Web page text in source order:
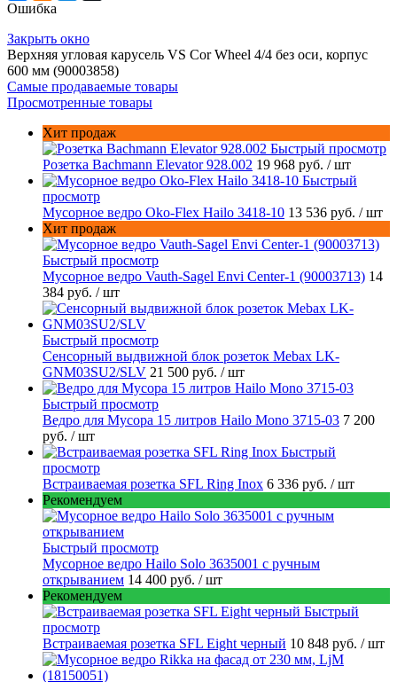
Ошибка
Закрыть окно
Верхняя угловая карусель VS Cor Wheel 4/4 без оси, корпус
600 мм (90003858)
Самые продаваемые товары
Просмотренные товары
Хит продаж
Быстрый просмотр
Розетка Bachmann Elevator 928.002 19 968 руб. / шт
Быстрый
просмотр
Мусорное ведро Oko-Flex Hailo 3418-10 13 536 руб. / шт
Хит продаж
Быстрый просмотр
Мусорное ведро Vauth-Sagel Envi Center-1 (90003713) 14
384 руб. / шт
Быстрый просмотр
Сенсорный выдвижной блок розеток Mebax LK-
GNM03SU2/SLV 21 500 руб. / шт
Быстрый просмотр
Ведро для Мусора 15 литров Hailo Mono 3715-03 7 200
руб. / шт
Быстрый
просмотр
Встраиваемая розетка SFL Ring Inox 6 336 руб. / шт
Рекомендуем
Быстрый просмотр
Мусорное ведро Hailo Solo 3635001 c ручным
открыванием 14 400 руб. / шт
Рекомендуем
Быстрый
просмотр
Встраиваемая розетка SFL Eight черный 10 848 руб. / шт